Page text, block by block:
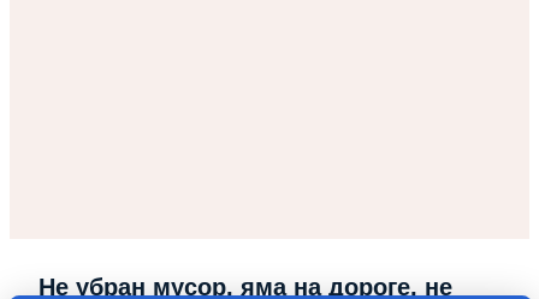
Не убран мусор, яма на дороге, не